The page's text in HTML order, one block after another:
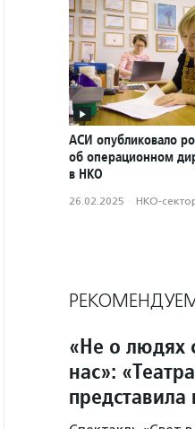
АСИ опубликовало
об операционном
в НКО
26.02.2025 · НКО-
«Не о людях
нас»: